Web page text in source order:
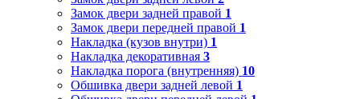
Замок двери задней правой 1
Замок двери передней правой 1
Накладка (кузов внутри) 1
Накладка декоративная 3
Накладка порога (внутренняя) 10
Обшивка двери задней левой 1